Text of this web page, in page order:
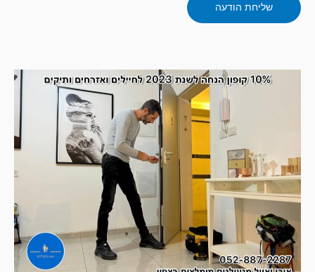
שליחת הודעה